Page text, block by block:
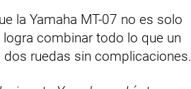
la Yamaha MT-07 no es solo
combinar todo lo que un
ruedas sin complicaciones.